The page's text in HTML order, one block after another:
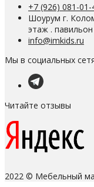
+7 (926) 081-01-
Шоурум г.
этаж .
info@imkids.ru
Мы в социальных
Читайте отзывы
2022 © Мебельный